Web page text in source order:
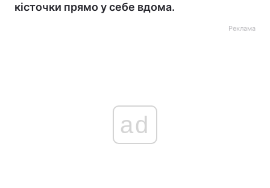
кісточки прямо у себе вдома.
Реклама
ad